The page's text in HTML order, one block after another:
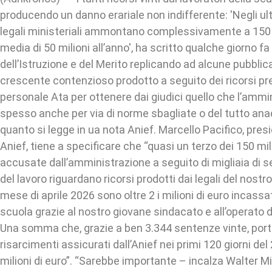
producendo un danno erariale non indifferente: 'Negli
legali ministeriali ammontano complessivamente a
media di 50 milioni all’anno', ha scritto qualche giorno
dell’Istruzione e del Merito replicando ad alcune
crescente contenzioso prodotto a seguito dei ricorsi
personale Ata per ottenere dai giudici quello che
spesso anche per via di norme sbagliate o del tutto
quanto si legge in ua nota Anief. Marcello Pacifico,
Anief, tiene a specificare che “quasi un terzo dei 150
accusate dall’amministrazione a seguito di migliaia di
del lavoro riguardano ricorsi prodotti dai legali del
mese di aprile 2026 sono oltre 2 i milioni di euro
scuola grazie al nostro giovane sindacato e all’operato
Una somma che, grazie a ben 3.344 sentenze vinte,
risarcimenti assicurati dall’Anief nei primi 120 giorni del
milioni di euro”. “Sarebbe importante – incalza Walter